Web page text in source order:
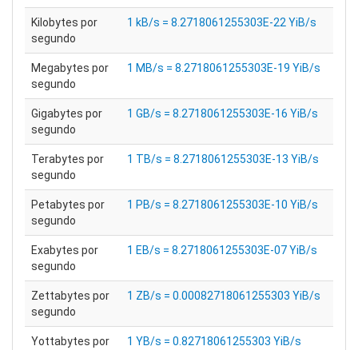
Kilobytes por
segundo
1 kB/s = 8.2718061255303E-22 YiB/s
Megabytes por
segundo
1 MB/s = 8.2718061255303E-19 YiB/s
Gigabytes por
segundo
1 GB/s = 8.2718061255303E-16 YiB/s
Terabytes por
segundo
1 TB/s = 8.2718061255303E-13 YiB/s
Petabytes por
segundo
1 PB/s = 8.2718061255303E-10 YiB/s
Exabytes por
segundo
1 EB/s = 8.2718061255303E-07 YiB/s
Zettabytes por
segundo
1 ZB/s = 0.00082718061255303 YiB/s
Yottabytes por
1 YB/s = 0.82718061255303 YiB/s